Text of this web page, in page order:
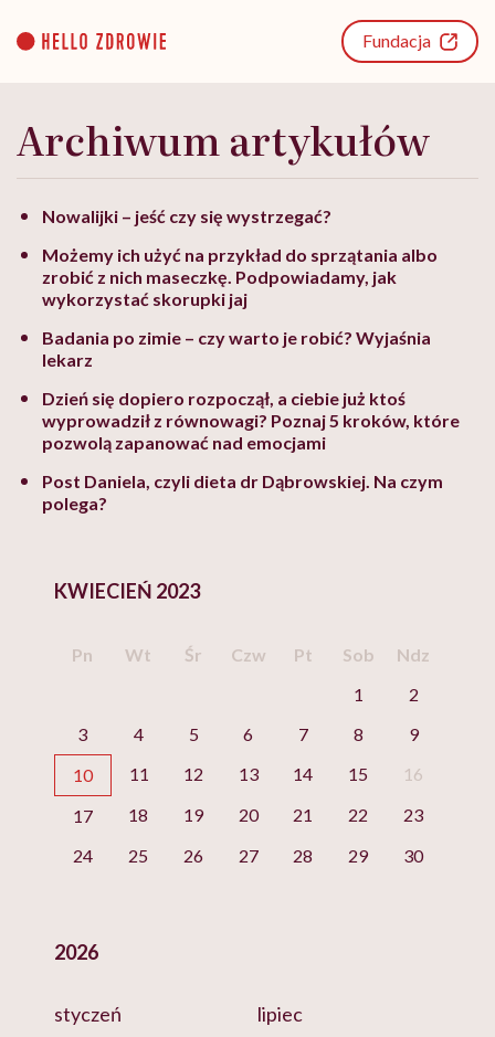
content
Fundacja
Archiwum artykułów
Nowalijki – jeść czy się wystrzegać?
Możemy ich użyć na przykład do sprzątania albo
zrobić z nich maseczkę. Podpowiadamy, jak
wykorzystać skorupki jaj
Badania po zimie – czy warto je robić? Wyjaśnia
lekarz
Dzień się dopiero rozpoczął, a ciebie już ktoś
wyprowadził z równowagi? Poznaj 5 kroków, które
pozwolą zapanować nad emocjami
Post Daniela, czyli dieta dr Dąbrowskiej. Na czym
polega?
KWIECIEŃ 2023
Pn Wt Śr Czw Pt Sob
Ndz
1
2
3
4 5 6 7 8
9
10
11 12 13 14 15
16
17
18 19 20 21 22
23
24
25 26 27 28 29 30
2026
styczeń
lipiec